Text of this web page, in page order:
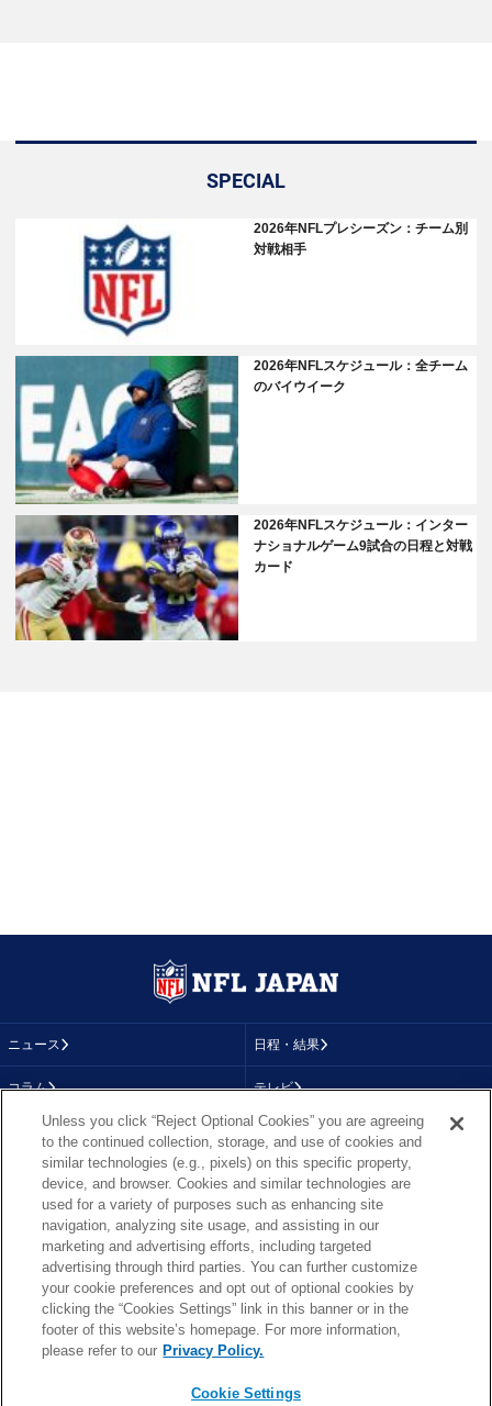
SPECIAL
2026年NFLプレシーズン：チーム別
対戦相手
2026年NFLスケジュール：全チーム
のバイウイーク
2026年NFLスケジュール：インター
ナショナルゲーム9試合の日程と対戦
カード
ニュース 日程・結果
コラム テレビ
画像
About NFL
More NFL 特集
TOP お問い合わせ FAQ
Unless you click “Reject Optional Cookies” you are agreeing
to the continued collection, storage, and use of cookies and
similar technologies (e.g., pixels) on this specific property,
device, and browser. Cookies and similar technologies are
used for a variety of purposes such as enhancing site
navigation, analyzing site usage, and assisting in our
marketing and advertising efforts, including targeted
advertising through third parties. You can further customize
your cookie preferences and opt out of optional cookies by
clicking the “Cookies Settings” link in this banner or in the
footer of this website’s homepage. For more information,
please refer to our Privacy Policy.
Cookie Settings